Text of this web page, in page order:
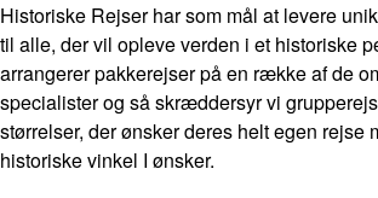
Historiske Rejser har som mål at levere
til alle, der vil opleve verden i et historiske
arrangerer pakkerejser på en række af de
specialister og så skræddersyr vi
størrelser, der ønsker deres helt egen rejse
historiske vinkel I ønsker.